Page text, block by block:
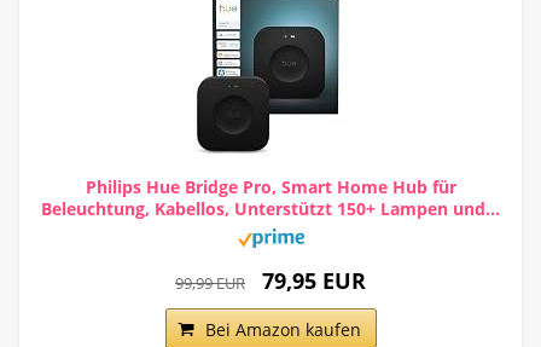
Philips Hue Bridge Pro, Smart Home Hub für
Beleuchtung, Kabellos, Unterstützt 150+ Lampen und...
99,99 EUR 79,95 EUR
Bei Amazon kaufen